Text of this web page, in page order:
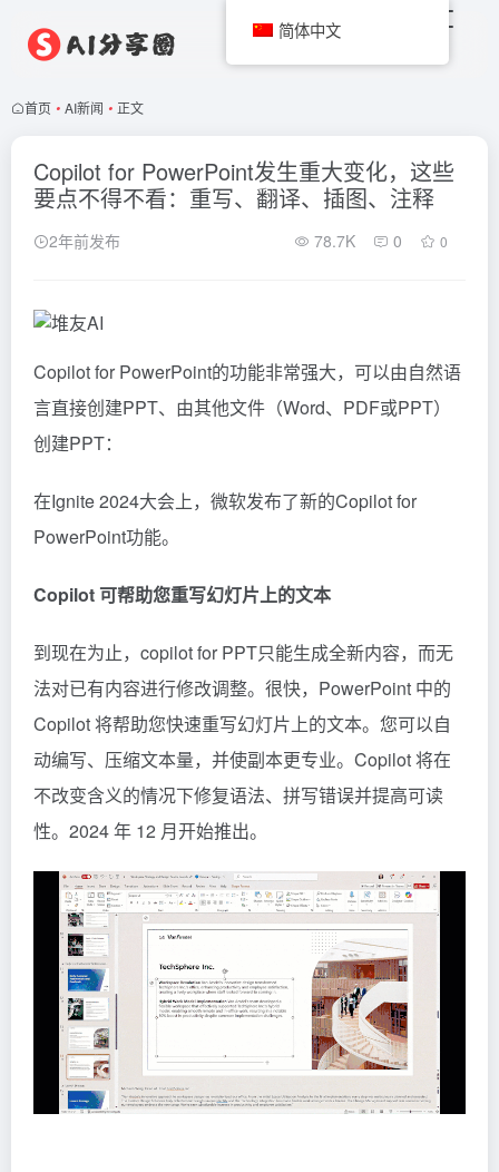
首页 • AI新闻 • 正文
Copilot for PowerPoint发生重大变化，这些
要点不得不看：重写、翻译、插图、注释
2年前发布 78.7K 0 0
Copilotfor PowerPoint的功能非常强大，可以由自然语
言直接创建PPT、由其他文件（Word、PDF或PPT）
创建PPT：
在Ignite 2024大会上，微软发布了新的Copilot for
PowerPoint功能。
Copilot 可帮助您重写幻灯片上的文本
到现在为止，copilot for PPT只能生成全新内容，而无
法对已有内容进行修改调整。很快，PowerPoint 中的
Copilot 将帮助您快速重写幻灯片上的文本。您可以自
动编写、压缩文本量，并使副本更专业。Copilot 将在
不改变含义的情况下修复语法、拼写错误并提高可读
性。2024 年 12 月开始推出。
简体中文